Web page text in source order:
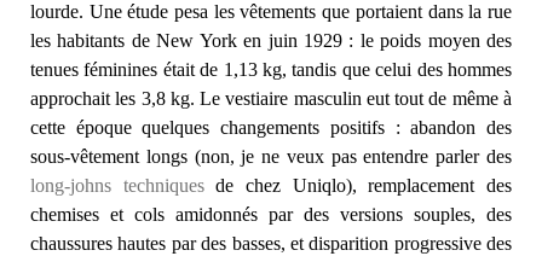
lourde. Une étude pesa les vêtements que portaient dans la rue
les habitants de New York en juin 1929 : le poids moyen des
tenues féminines était de 1,13 kg, tandis que celui des hommes
approchait les 3,8 kg. Le vestiaire masculin eut tout de même à
cette époque quelques changements positifs : abandon des
sous-vêtement longs (non, je ne veux pas entendre parler des
long-johns techniquesde chez Uniqlo), remplacement des
chemises et cols amidonnés par des versions souples, des
chaussures hautes par des basses, et disparition progressive des